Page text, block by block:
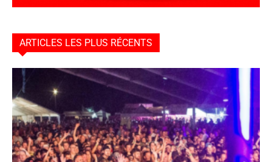
ARTICLES LES PLUS RÉCENTS